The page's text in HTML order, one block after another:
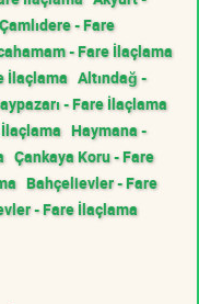
Çamlıdere - Fare
- Fare İlaçlama
İlaçlama Altındağ -
- Fare İlaçlama
Haymana -
Çankaya Koru - Fare
Bahçelievler - Fare
- Fare İlaçlama